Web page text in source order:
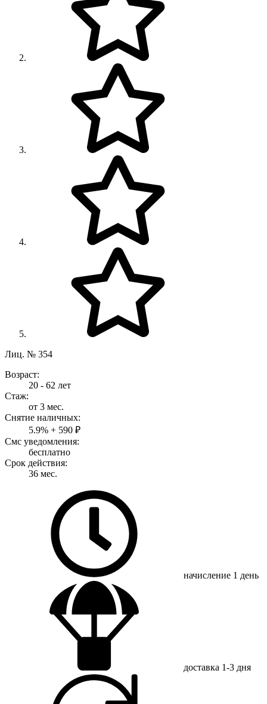
Лиц. № 354
Возраст:
20 - 62 лет
Стаж:
от 3 мес.
Снятие наличных:
5.9% + 590 ₽
Смс уведомления:
бесплатно
Срок действия:
36 мес.
начисление 1 день
доставка 1-3 дня